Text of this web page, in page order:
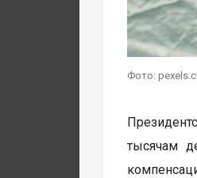
Фото:
тысячам